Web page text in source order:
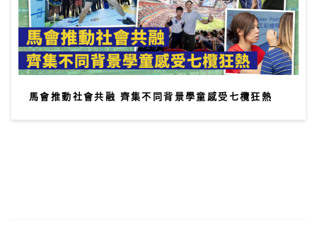
馬會推動社會共融 齊集不同背景學童感受七欖狂熱